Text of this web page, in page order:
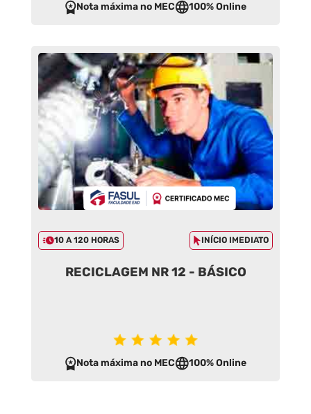
Nota máxima no MEC 100% Online
10 A 120 HORAS INÍCIO IMEDIATO
RECICLAGEM NR 12 - BÁSICO
Nota máxima no MEC 100% Online